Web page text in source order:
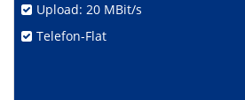
Upload: 20 MBit/s
Telefon-Flat